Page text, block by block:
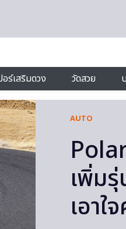
อร์เสริมดวง วัดสวย
AUTO
เพิ่ม
เอา